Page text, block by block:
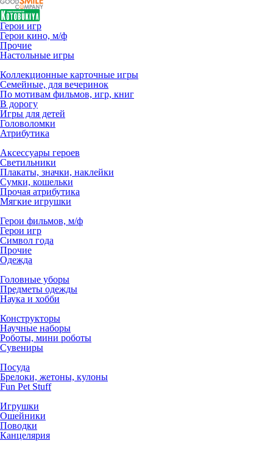
Герои игр
Герои кино, м/ф
Прочие
Настольные игры
Коллекционные карточные игры
Семейные, для вечеринок
По мотивам фильмов, игр, книг
В дорогу
Игры для детей
Головоломки
Атрибутика
Аксессуары героев
Светильники
Плакаты, значки, наклейки
Сумки, кошельки
Прочая атрибутика
Мягкие игрушки
Герои фильмов, м/ф
Герои игр
Символ года
Прочие
Одежда
Головные уборы
Предметы одежды
Наука и хобби
Конструкторы
Научные наборы
Роботы, мини роботы
Сувениры
Посуда
Брелоки, жетоны, кулоны
Fun Pet Stuff
Игрушки
Ошейники
Поводки
Канцелярия